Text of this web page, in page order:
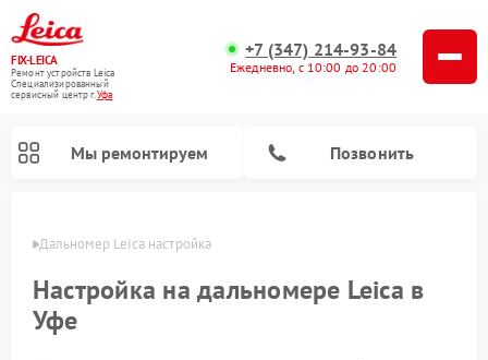
FIX-LEICA
Ремонт устройств Leica
Специализированный
cервисный центр г.Уфа
+7 (347) 214-93-84
Ежедневно, с 10:00 до 20:00
Мы ремонтируем Позвонить
Дальномер Leica настройка
Настройка на дальномере Leica в
Уфе